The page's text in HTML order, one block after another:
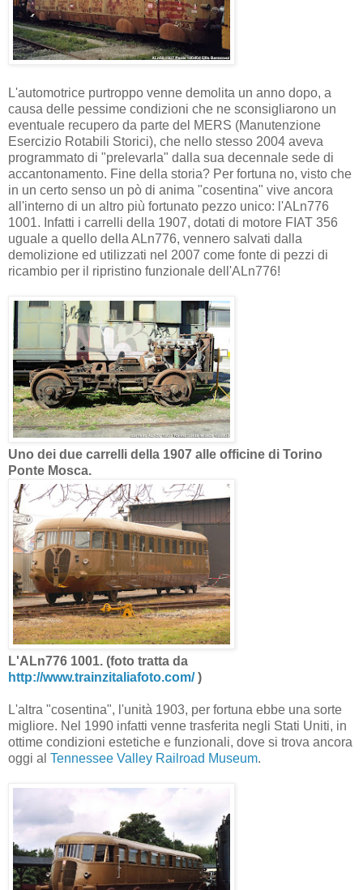
L'automotrice purtroppo venne demolita un anno dopo, a
causa delle pessime condizioni che ne sconsigliarono un
eventuale recupero da parte del MERS (Manutenzione
Esercizio Rotabili Storici), che nello stesso 2004 aveva
programmato di "prelevarla" dalla sua decennale sede di
accantonamento. Fine della storia? Per fortuna no, visto che
in un certo senso un pò di anima "cosentina" vive ancora
all'interno di un altro più fortunato pezzo unico: l'ALn776
1001. Infatti i carrelli della 1907, dotati di motore FIAT 356
uguale a quello della ALn776, vennero salvati dalla
demolizione ed utilizzati nel 2007 come fonte di pezzi di
ricambio per il ripristino funzionale dell'ALn776!
Uno dei due carrelli della 1907 alle officine di Torino
Ponte Mosca.
L'ALn776 1001. (foto tratta da
http://www.trainzitaliafoto.com/)
L'altra "cosentina", l'unità 1903, per fortuna ebbe una sorte
migliore. Nel 1990 infatti venne trasferita negli Stati Uniti, in
ottime condizioni estetiche e funzionali, dove si trova ancora
oggi al Tennessee Valley Railroad Museum.